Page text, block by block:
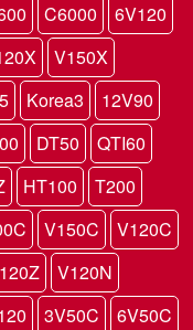
C6000
6V120
V150X
Korea3
12V90
DT50
QTI60
HT100
T200
V150C
V120C
V120N
3V50C
6V50C